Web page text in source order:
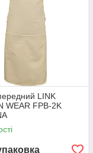
LINK
WEAR FPB-2K